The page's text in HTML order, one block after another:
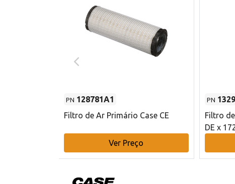
PN 128781A1
Filtro de Ar Primário Case CE
Ver Preço
PN
Filtro
DE x